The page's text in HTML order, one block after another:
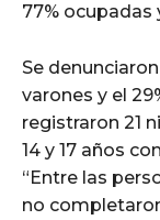
77% ocupadas
Se
varones y el
registraron 21
14 y 17 años
“Entre las
no